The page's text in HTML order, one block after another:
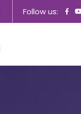
Follow us: